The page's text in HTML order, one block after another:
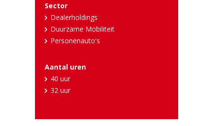
Sector
Dealerholdings
Duurzame Mobiliteit
Personenauto's
Aantal uren
40 uur
32 uur